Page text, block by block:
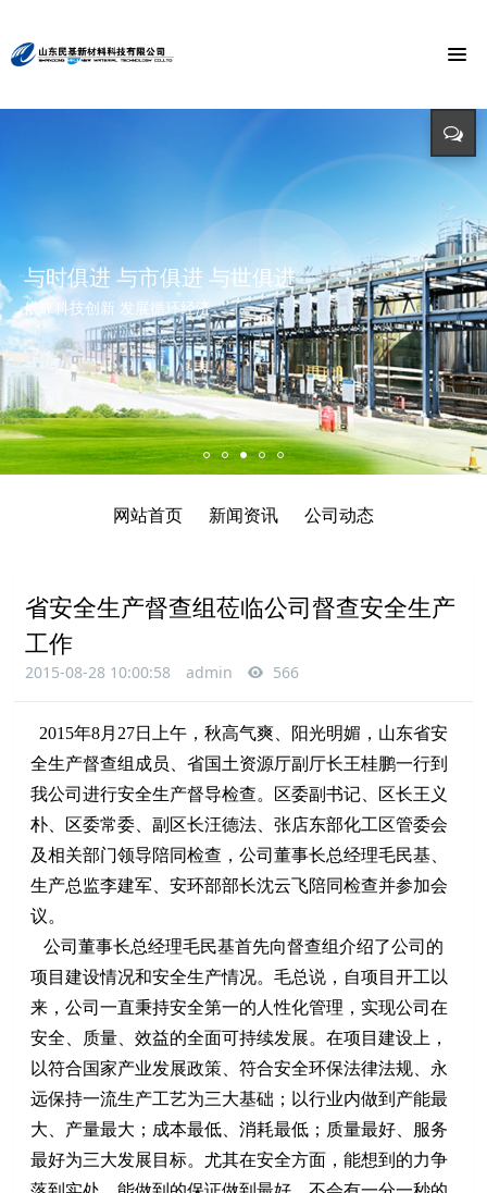
招标公告
招标详情及投标方式请点击查询（测试）
打造氯乙酸世界第一品牌
迈向世界价值链高端 打造世界精细化工绿色基地 创造氯乙酸国际
市场第一品牌
与时俱进 与市俱进 与世俱进
依靠科技创新 发展循环经济
精益求精 铸造品质
立足新起点 开创新局面
节能环保 捍卫能源
投入-产出-资源综合利用
网站首页 新闻资讯 公司动态
省安全生产督查组莅临公司督查安全生产
工作
2015-08-28 10:00:58 admin 566
2015年8月27日上午，秋高气爽、阳光明媚，山东省安
全生产督查组成员、省国土资源厅副厅长王桂鹏一行到
我公司进行安全生产督导检查。区委副书记、区长王义
朴、区委常委、副区长汪德法、张店东部化工区管委会
及相关部门领导陪同检查，公司董事长总经理毛民基、
生产总监李建军、安环部部长沈云飞陪同检查并参加会
议。
公司董事长总经理毛民基首先向督查组介绍了公司的
项目建设情况和安全生产情况。毛总说，自项目开工以
来，公司一直秉持安全第一的人性化管理，实现公司在
安全、质量、效益的全面可持续发展。在项目建设上，
以符合国家产业发展政策、符合安全环保法律法规、永
远保持一流生产工艺为三大基础；以行业内做到产能最
大、产量最大；成本最低、消耗最低；质量最好、服务
最好为三大发展目标。尤其在安全方面，能想到的力争